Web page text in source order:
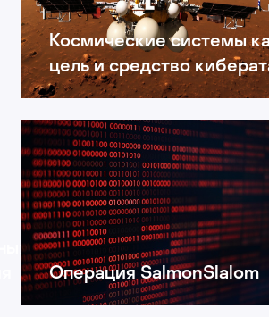
Космические системы
цель и средство
Операция SalmonSlalom